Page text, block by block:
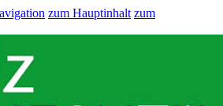
zum Hauptinhalt zum